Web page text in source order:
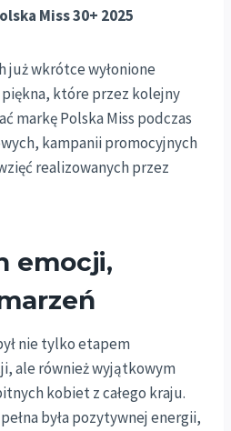
Miss 30+ 2025
już wkrótce wyłonione
które przez kolejny
markę Polska Miss podczas
kampanii promocyjnych
realizowanych przez
emocji,
nie tylko etapem
ale również wyjątkowym
kobiet z całego kraju.
była pozytywnej energii,